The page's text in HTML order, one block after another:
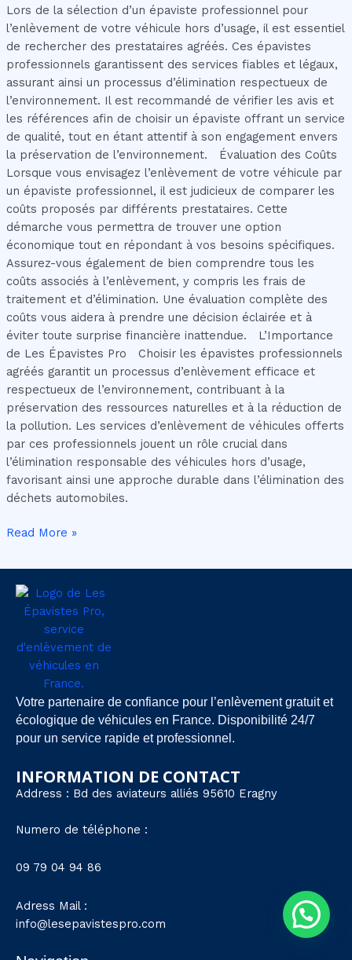
Lors de la sélection d’un épaviste professionnel pour
l’enlèvement de votre véhicule hors d’usage, il est essentiel
de rechercher des prestataires agréés. Ces épavistes
professionnels garantissent des services fiables et légaux,
assurant ainsi un processus d’élimination respectueux de
l’environnement. Il est recommandé de vérifier les avis et
les références afin de choisir un épaviste offrant un service
de qualité, tout en étant attentif à son engagement envers
la préservation de l’environnement. Évaluation des Coûts
Lorsque vous envisagez l’enlèvement de votre véhicule par
un épaviste professionnel, il est judicieux de comparer les
coûts proposés par différents prestataires. Cette
démarche vous permettra de trouver une option
économique tout en répondant à vos besoins spécifiques.
Assurez-vous également de bien comprendre tous les
coûts associés à l’enlèvement, y compris les frais de
traitement et d’élimination. Une évaluation complète des
coûts vous aidera à prendre une décision éclairée et à
éviter toute surprise financière inattendue. L’Importance
de Les Épavistes Pro Choisir les épavistes professionnels
agréés garantit un processus d’enlèvement efficace et
respectueux de l’environnement, contribuant à la
préservation des ressources naturelles et à la réduction de
la pollution. Les services d’enlèvement de véhicules offerts
par ces professionnels jouent un rôle crucial dans
l’élimination responsable des véhicules hors d’usage,
favorisant ainsi une approche durable dans l’élimination des
déchets automobiles.
Read More »
Votre partenaire de confiance pour l’enlèvement gratuit et
écologique de véhicules en France. Disponibilité 24/7
pour un service rapide et professionnel.
INFORMATION DE CONTACT
Address : Bd des aviateurs alliés 95610 Eragny
Numero de téléphone :
09 79 04 94 86
Adress Mail :
info@lesepavistespro.com